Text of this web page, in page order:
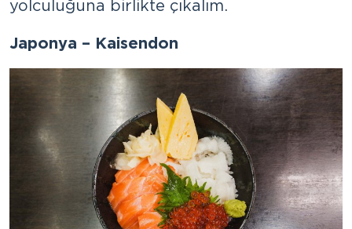
yolculuğuna birlikte çıkalım.
Japonya – Kaisendon